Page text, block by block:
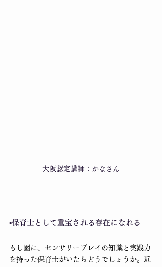
大阪認定講師：かなさん
▪️保育士として重宝される存在になれる
もし園に、センサリープレイの知識と実践力
を持った保育士がいたらどうでしょうか。近